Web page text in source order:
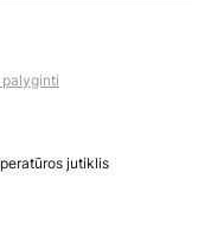
palyginti
jutiklis